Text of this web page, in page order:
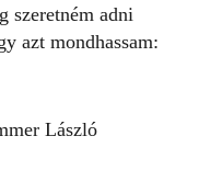
szeretném adni
azt mondhassam:
László